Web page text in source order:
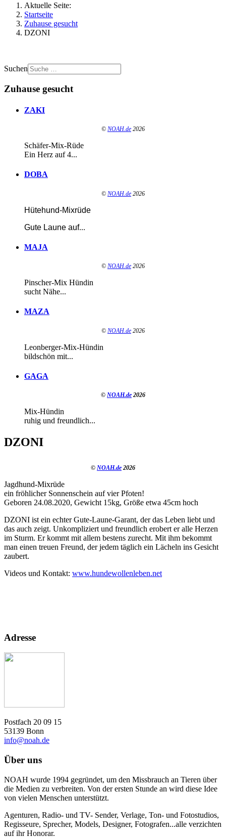
Aktuelle Seite:
Startseite
Zuhause gesucht
DZONI
Suchen
Zuhause gesucht
ZAKI
© NOAH.de 2026
Schäfer-Mix-Rüde
Ein Herz auf 4...
DOBA
© NOAH.de 2026
Hütehund-Mixrüde
Gute Laune auf...
MAJA
© NOAH.de 2026
Pinscher-Mix Hündin
sucht Nähe...
MAZA
© NOAH.de 2026
Leonberger-Mix-Hündin
bildschön mit...
GAGA
© NOAH.de 2026
Mix-Hündin
ruhig und freundlich...
DZONI
© NOAH.de 2026
Jagdhund-Mixrüde
ein fröhlicher Sonnenschein auf vier Pfoten!
Geboren 24.08.2020, Gewicht 15kg, Größe etwa 45cm hoch
DZONI ist ein echter Gute-Laune-Garant, der das Leben liebt und
das auch zeigt. Unkompliziert und freundlich erobert er alle Herzen
im Sturm. Er kommt mit allem bestens zurecht. Mit ihm bekommt
man einen treuen Freund, der jedem täglich ein Lächeln ins Gesicht
zaubert.
Videos und Kontakt: www.hundewollenleben.net
Adresse
Postfach 20 09 15
53139 Bonn
info@noah.de
Über uns
NOAH wurde 1994 gegründet, um den Missbrauch an Tieren über
die Medien zu verbreiten. Von der ersten Stunde an wird diese Idee
von vielen Menschen unterstützt.
Agenturen, Radio- und TV- Sender, Verlage, Ton- und Fotostudios,
Regisseure, Sprecher, Models, Designer, Fotografen...alle verzichten
auf ihr Honorar.